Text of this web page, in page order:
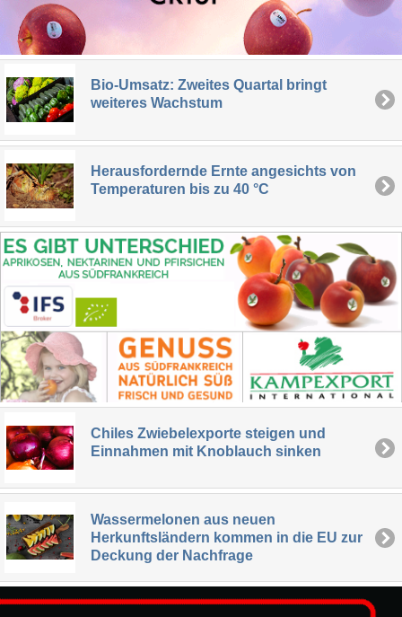
Bio-Umsatz: Zweites Quartal bringt
weiteres Wachstum
Herausfordernde Ernte angesichts von
Temperaturen bis zu 40 °C
Chiles Zwiebelexporte steigen und
Einnahmen mit Knoblauch sinken
Wassermelonen aus neuen
Herkunftsländern kommen in die EU zur
Deckung der Nachfrage